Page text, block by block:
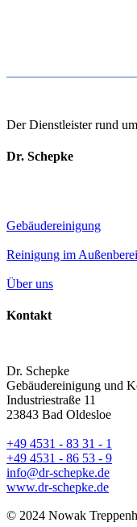
Der Dienstleister rund
Dr. Schepke
Gebäudereinigung
Reinigung im
Über uns
Kontakt
Dr. Schepke
Gebäudereinigung und
Industriestraße 11
23843 Bad Oldesloe
+49 4531 - 83 31 - 1
+49 4531 - 86 53 - 9
info@dr-schepke.de
www.dr-schepke.de
© 2024 Nowak